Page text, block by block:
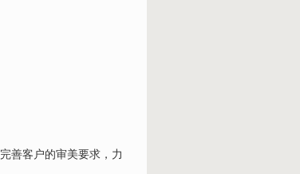
善客户的审美要求，力